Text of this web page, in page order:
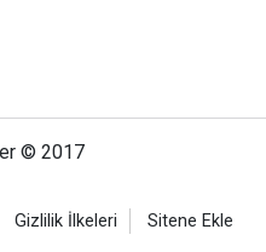
© 2017
Gizlilik İlkeleri Sitene Ekle